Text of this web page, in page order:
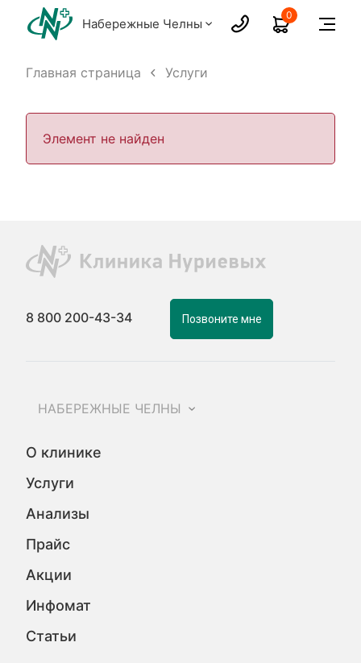
Набережные Челны
0
Главная страница Услуги
Элемент не найден
8 800 200-43-34 Позвоните мне
НАБЕРЕЖНЫЕ ЧЕЛНЫ
О клинике
Услуги
Анализы
Прайс
Акции
Инфомат
Статьи